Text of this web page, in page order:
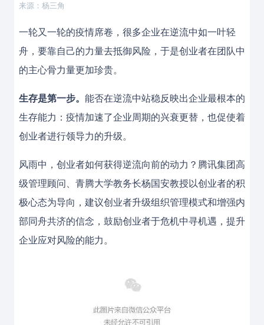
来源：杨三角
一轮又一轮的疫情席卷，很多企业在逆流中如一叶轻
舟，要靠自己的力量去抵御风险，于是创业者在团队中
的主心骨力量更加珍贵。
生存是第一步。 能否在逆流中站稳反映出企业最根本的
生存能力：疫情加速了企业周期的兴衰更替，也促使着
创业者进行领导力的升级。
风雨中，创业者如何获得逆流向前的动力？腾讯集团高
级管理顾问、青腾大学教务长杨国安教授以创业者的积
极心态为导向，建议创业者升级组织管理模式和增强内
部同舟共济的信念，鼓励创业者于危机中寻机遇，提升
企业应对风险的能力。